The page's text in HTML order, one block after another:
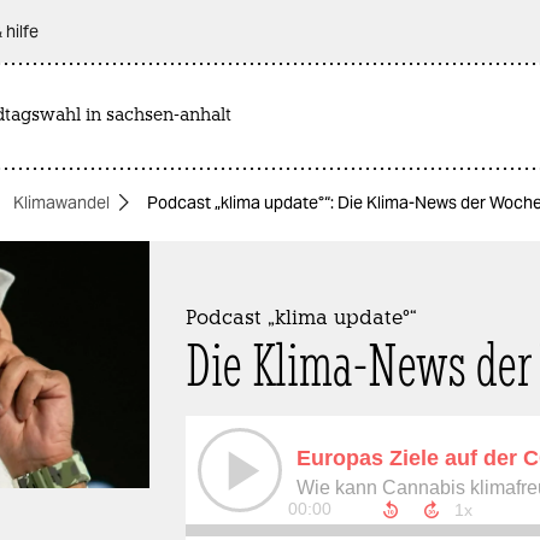
hilfe
in sachsen-anhalt
Klimawandel Podcast „klima update°“: Die Klima-News der
Podcast „klima update°“
Die Klima-News der